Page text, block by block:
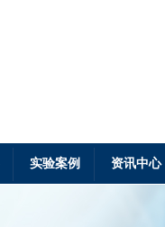
实验案例 资讯中心